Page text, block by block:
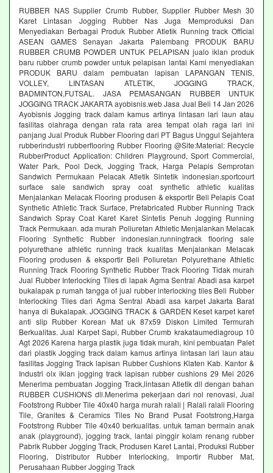
RUBBER NAS Supplier Crumb Rubber, Supplier Rubber Mesh 30
Karet Lintasan Jogging Rubber Nas Juga Memproduksi Dan
Menyediakan Berbagai Produk Rubber Atletik Running track Official
ASEAN GAMES Senayan Jakarta Palembang PRODUK BARU
RUBBER CRUMB POWDER UNTUK PELAPISAN jualo iklan produk
baru rubber crumb powder untuk pelapisan lantai Kami menyediakan
PRODUK BARU dalam pembuatan lapisan LAPANGAN TENIS,
VOLLEY, LINTASAN ATLETIK, JOGGING TRACK,
BADMINTON,FUTSAL. JASA PEMASANGAN RUBBER UNTUK
JOGGING TRACK JAKARTA ayobisnis.web Jasa Jual Beli 14 Jan 2026
Ayobisnis Jogging track dalam kamus artinya lintasan lari laun atau
fasilitas olahraga dengan rata rata area tempat olah raga lari ini
panjang Jual Produk Rubber Flooring dari PT Bagus Unggul Sejahtera
rubberindustri rubberflooring Rubber Flooring @Site:Material: Recycle
RubberProduct Application: Children Playground, Sport Commercial,
Water Park, Pool Deck, Jogging Track, Harga Pelapis Semprotan
Sandwich Permukaan Pelacak Atletik Sintetik indonesian.sportcourt
surface sale sandwich spray coat synthetic athletic kualitas
Menjalankan Melacak Flooring produsen & eksportir Beli Pelapis Coat
Synthetic Athletic Track Surface, Prefabricated Rubber Running Track
Sandwich Spray Coat Karet Karet Sintetis Penuh Jogging Running
Track Permukaan. ada murah Poliuretan Athletic Menjalankan Melacak
Flooring Synthetic Rubber indonesian.runningtrack flooring sale
polyurethane athletic running track kualitas Menjalankan Melacak
Flooring produsen & eksportir Beli Poliuretan Polyurethane Athletic
Running Track Flooring Synthetic Rubber Track Flooring Tidak murah
Jual Rubber Interlocking Tiles di lapak Agma Sentral Abadi asa karpet
bukalapak p rumah tangga of jual rubber interlocking tiles Beli Rubber
Interlocking Tiles dari Agma Sentral Abadi asa karpet Jakarta Barat
hanya di Bukalapak. JOGGING TRACK & GARDEN Keset karpet karet
anti slip Rubber Korean Mat uk 87x59 Diskon Limited Termurah
Berkualitas. Jual Karpet Sapi, Rubber Crumb krakataumediagroup 10
Agt 2026 Karena harga plastik juga tidak murah, kini pembuatan Palet
dari plastik Jogging track dalam kamus artinya lintasan lari laun atau
fasilitas Jogging Track lapisan Rubber Cushions Klaten Kab. Kantor &
Industri olx iklan jogging track lapisan rubber cushions 29 Mei 2026
Menerima pembuatan Jogging Track,lintasan Atletik dll dengan bahan
RUBBER CUSHIONS dll.Menerima pekerjaan dari nol renovasi, Jual
Footstrong Rubber Tile 40x40 harga murah ralali | Ralali ralali Flooring
Tile, Granites & Ceramics Tiles No Brand Pusat Footstrong,Harga
Footstrong Rubber Tile 40x40 berkualitas. untuk taman bermain anak
anak (playground), jogging track, lantai pinggir kolam renang rubber
Pabrik Rubber Jogging Track, Produsen Karet Lantai, Produksi Rubber
Flooring, Distributor Rubber Interlocking, Importir Rubber Mat,
Perusahaan Rubber Jogging Track